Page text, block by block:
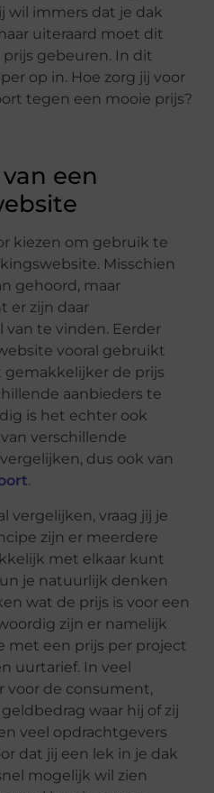
wil immers dat je dak
uiteraard moet dit
gebeuren. In dit
op in. Hoe zorg jij voor
tegen een mooie prijs?
een
kiezen om gebruik te
Misschien
gehoord, maar
er zijn daar
te vinden. Eerder
vooral gebruikt
de prijs
aanbieders te
is het echter ook
verschillende
dus ook van
.
vergelijken, vraag jij je
zijn er meerdere
met elkaar kunt
je natuurlijk denken
wat de prijs is voor een
zijn er namelijk
met een prijs per project
uurtarief. In veel
voor de consument,
waar hij of zij
veel opdrachtgevers
dat jij een lek in je dak
mogelijk wil zien